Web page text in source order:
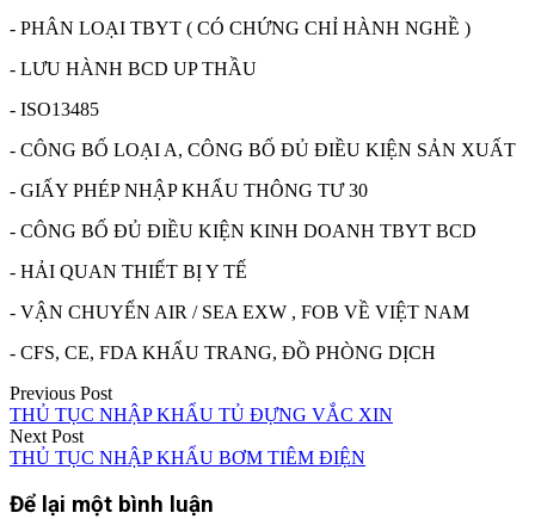
- PHÂN LOẠI TBYT ( CÓ CHỨNG CHỈ HÀNH NGHỀ )
- LƯU HÀNH BCD UP THẦU
- ISO13485
- CÔNG BỐ LOẠI A, CÔNG BỐ ĐỦ ĐIỀU KIỆN SẢN XUẤT
- GIẤY PHÉP NHẬP KHẨU THÔNG TƯ 30
- CÔNG BỐ ĐỦ ĐIỀU KIỆN KINH DOANH TBYT BCD
- HẢI QUAN THIẾT BỊ Y TẾ
- VẬN CHUYỂN AIR / SEA EXW , FOB VỀ VIỆT NAM
- CFS, CE, FDA KHẨU TRANG, ĐỒ PHÒNG DỊCH
Điều
hướng
bài
viết
Previous Post
THỦ TỤC NHẬP KHẨU TỦ ĐỰNG VẮC XIN
Next Post
THỦ TỤC NHẬP KHẨU BƠM TIÊM ĐIỆN
Để lại một bình luận